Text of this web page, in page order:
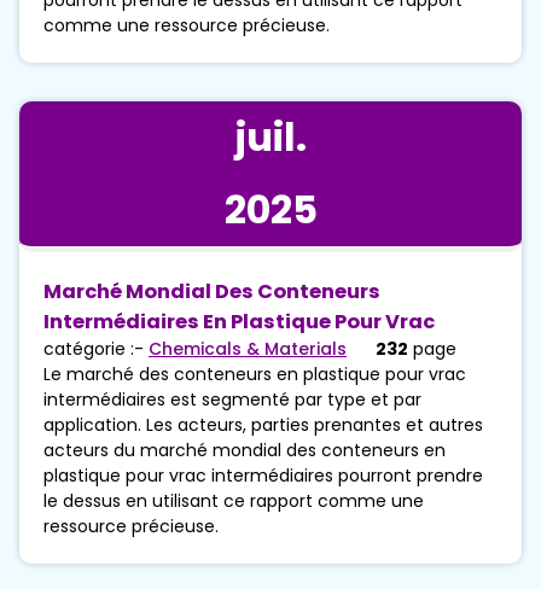
comme une ressource précieuse.
juil.
2025
Marché Mondial Des Conteneurs
Intermédiaires En Plastique Pour Vrac
catégorie :- Chemicals & Materials 232 page
Le marché des conteneurs en plastique pour vrac
intermédiaires est segmenté par type et par
application. Les acteurs, parties prenantes et autres
acteurs du marché mondial des conteneurs en
plastique pour vrac intermédiaires pourront prendre
le dessus en utilisant ce rapport comme une
ressource précieuse.